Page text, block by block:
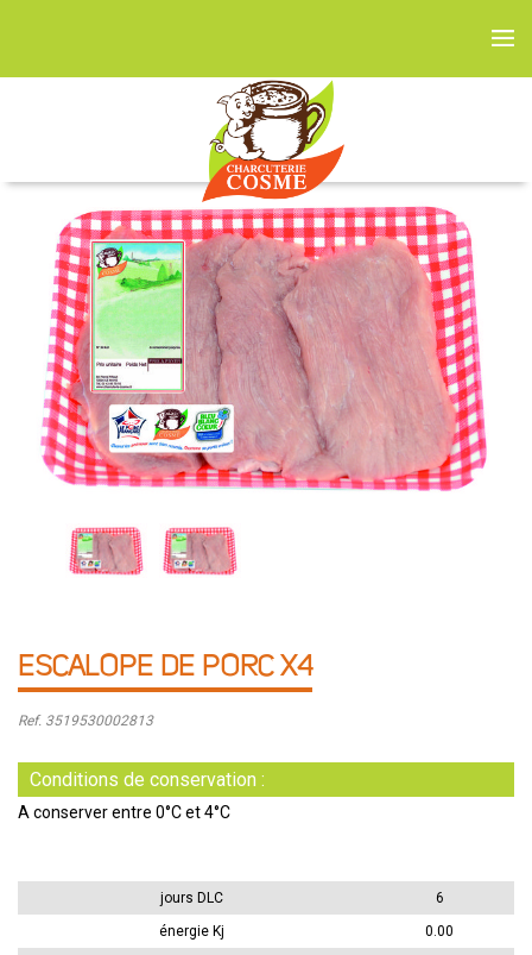
ESCALOPE DE PORC X4
Ref. 3519530002813
Conditions de conservation :
A conserver entre 0°C et 4°C
jours DLC
6
énergie Kj
0.00